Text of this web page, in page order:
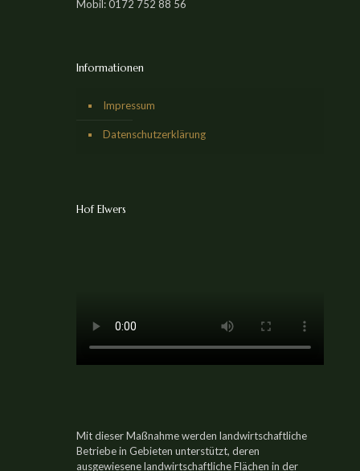
Mobil: 0172 752 88 56
Informationen
Impressum
Datenschutzerklärung
Hof Elwers
Mit dieser Maßnahme werden landwirtschaftliche
Betriebe in Gebieten unterstützt, deren
ausgewiesene landwirtschaftliche Flächen in der